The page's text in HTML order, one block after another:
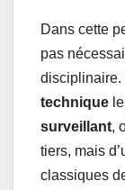
Dans cette
pas
disciplinaire.
technique
surveillant,
tiers, mais
classiques